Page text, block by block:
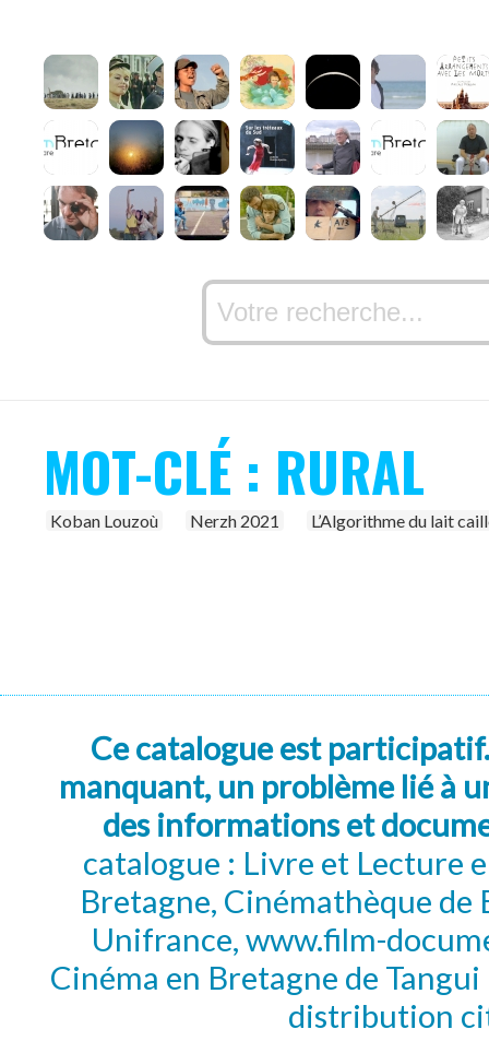
MOT-CLÉ : RURAL
Koban Louzoù Nerzh 2021 L’Algorithme du lait
Ce catalogue est
manquant, un problème lié à
des informations et
catalogue : Livre et Lecture
Bretagne, Cinémathèque de
Unifrance, www.film-
Cinéma en Bretagne de
distribution